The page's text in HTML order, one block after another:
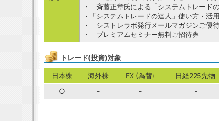
・ 斉藤正章氏による「システムトレード
・「システムトレードの達人」使い方・活
・ シストレラボ発行メールマガジンご優
・ プレミアムセミナー無料ご招待券
トレード(投資)対象
日本株 海外株 FX (為替)
日経225先物
○
- - -